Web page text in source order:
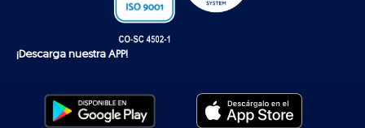
¡Descarga nuestra APP!